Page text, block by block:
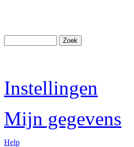
Instellingen
Mijn gegevens
Help